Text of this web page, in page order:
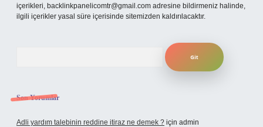
içerikleri, backlinkpanelicomtr@gmail.com adresine bildirmeniz halinde,
ilgili içerikler yasal süre içerisinde sitemizden kaldırılacaktır.
Son Yorumlar
Adli yardım talebinin reddine itiraz ne demek ? için admin